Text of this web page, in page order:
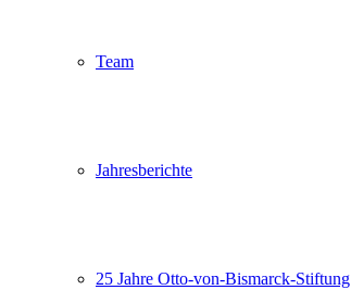
Team
Jahresberichte
25 Jahre Otto-von-Bismarck-Stiftung